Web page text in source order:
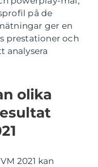
på de
ger en
prestationer och
analysera
olika
2021 kan